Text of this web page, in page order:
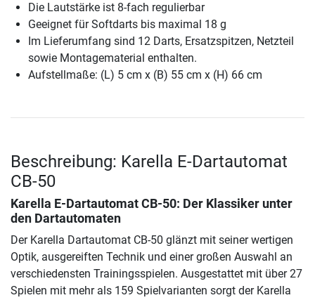
Die Lautstärke ist 8-fach regulierbar
Geeignet für Softdarts bis maximal 18 g
Im Lieferumfang sind 12 Darts, Ersatzspitzen, Netzteil
sowie Montagematerial enthalten.
Aufstellmaße: (L) 5 cm x (B) 55 cm x (H) 66 cm
Beschreibung: Karella E-Dartautomat
CB-50
Karella E-Dartautomat CB-50: Der Klassiker unter
den Dartautomaten
Der Karella Dartautomat CB-50 glänzt mit seiner wertigen
Optik, ausgereiften Technik und einer großen Auswahl an
verschiedensten Trainingsspielen. Ausgestattet mit über 27
Spielen mit mehr als 159 Spielvarianten sorgt der Karella